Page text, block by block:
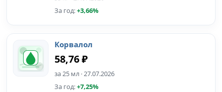
За год:+3,66%
Корвалол
58,76 ₽
за 25 мл · 27.07.2026
За год:+7,25%